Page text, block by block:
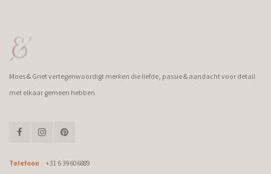
Moes & Griet vertegenwoordigt merken die liefde, passie & aandacht voor detail
met elkaar gemeen hebben.
Telefoon
+31 6 39606889